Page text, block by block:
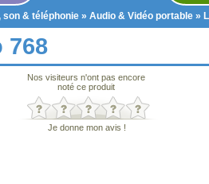
son & téléphonie » Audio & Vidéo portable »
768
Nos visiteurs n'ont pas encore
noté ce produit
Je donne mon avis !